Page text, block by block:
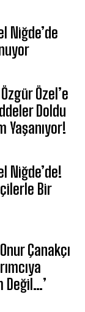
Niğde’de
Özel’e
Doldu
Yaşanıyor!
Niğde’de!
Bir
Çanakçı
Değil…’